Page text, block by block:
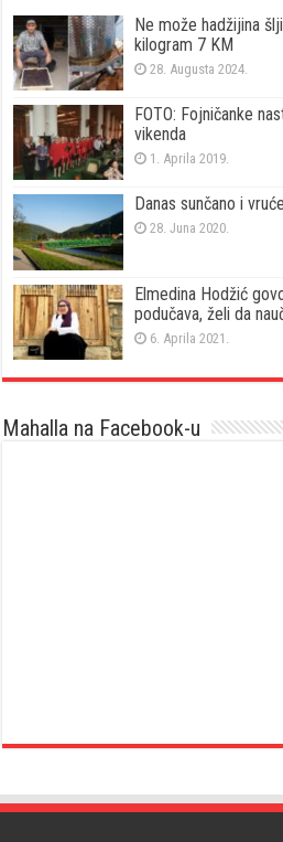
Ne može hadžijina
kilogram 7 KM
28. Augusta 2024.
FOTO: Fojničanke
vikenda
1. Aprila 2019.
Danas sunčano i
28. Juna 2020.
Elmedina Hodžić
podučava, želi da
6. Aprila 2021.
Mahalla na Facebook-u